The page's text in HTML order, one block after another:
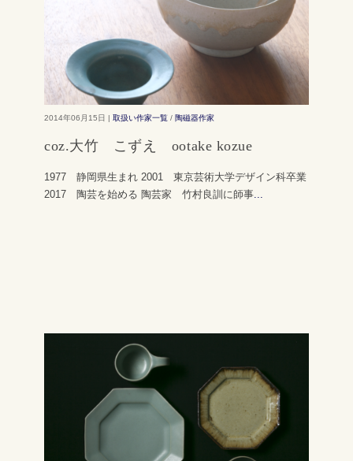
2014年06月15日 | 取扱い作家一覧 / 陶磁器作家
coz.大竹 こずえ ootake kozue
1977 静岡県生まれ 2001 東京芸術大学デザイン科卒業
2017 陶芸を始める 陶芸家 竹村良訓に師事...